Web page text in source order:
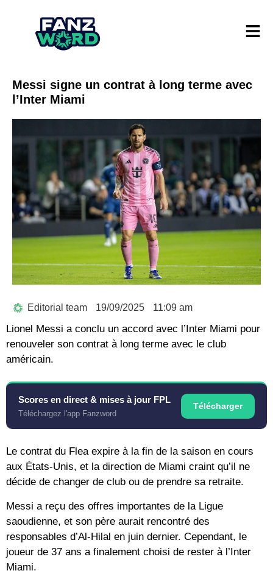
Messi signe un contrat à long terme avec
l’Inter Miami
Editorial team 19/09/2025 11:09 am
Lionel Messi a conclu un accord avec l’Inter Miami pour
renouveler son contrat à long terme avec le club
américain.
Scores en direct & mises à jour FPL
Téléchargez l'app Fanzword
Télécharger
Le contrat du Flea expire à la fin de la saison en cours
aux États-Unis, et la direction de Miami craint qu’il ne
décide de changer de club ou de prendre sa retraite.
Messi a reçu des offres importantes de la Ligue
saoudienne, et son père aurait rencontré des
responsables d’Al-Hilal en juin dernier. Cependant, le
joueur de 37 ans a finalement choisi de rester à l’Inter
Miami.